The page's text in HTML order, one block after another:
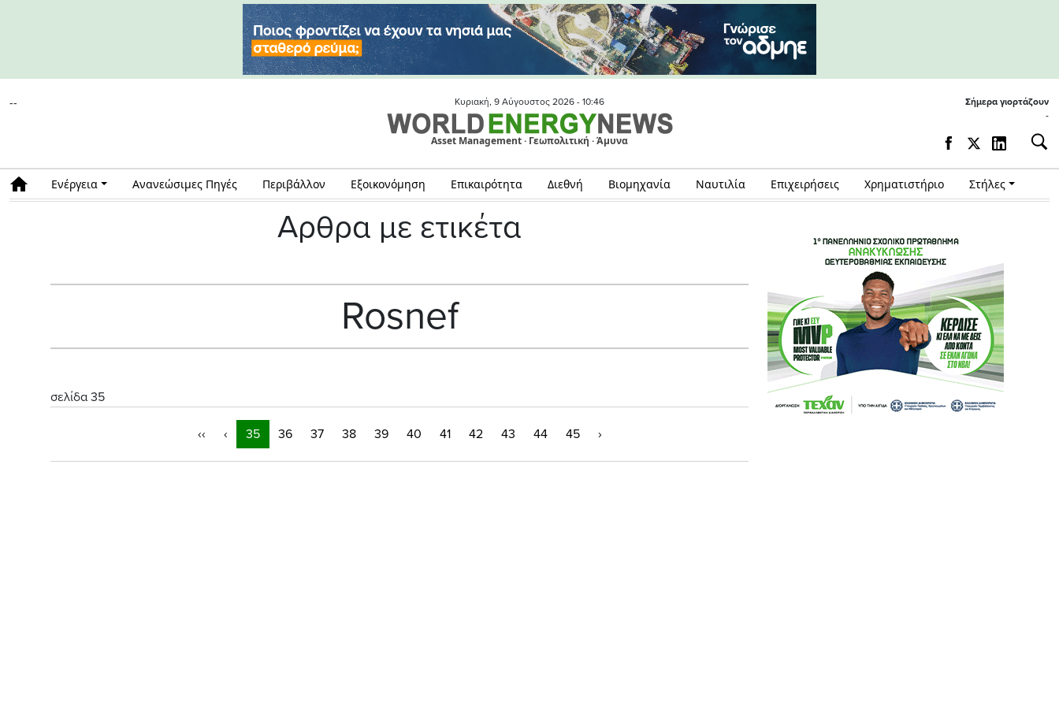
-- Κυριακή, 9 Αύγουστος 2026 - 10:46
Asset Management · Γεωπολιτική · Άμυνα
Σήμερα γιορτάζουν
-
Ενέργεια Ανανεώσιμες Πηγές Περιβάλλον Εξοικονόμηση Επικαιρότητα Διεθνή Βιομηχανία Ναυτιλία Επιχειρήσεις Χρηματιστήριο Στήλες
Αρθρα με ετικέτα
Rosnef
σελίδα 35
‹‹ ‹ 35 36 37 38 39 40 41 42 43 44 45 ›